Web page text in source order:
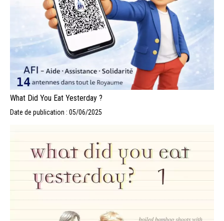
What Did You Eat Yesterday ?
Date de publication : 05/06/2025